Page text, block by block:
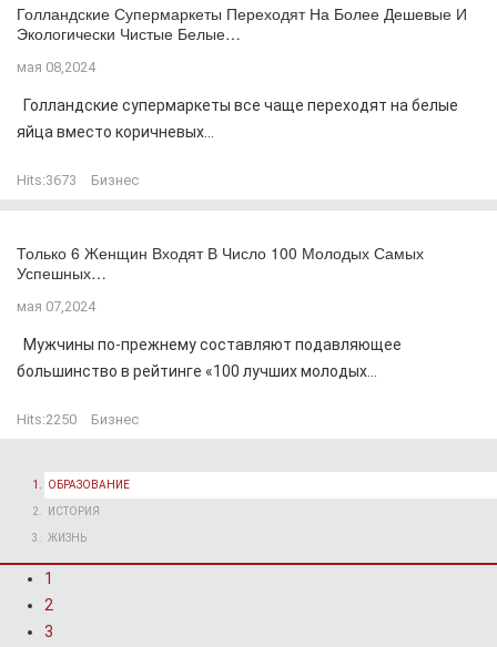
Голландские Супермаркеты Переходят На Более Дешевые И
Экологически Чистые Белые…
мая 08,2024
Голландские супермаркеты все чаще переходят на белые
яйца вместо коричневых...
Hits:3673 Бизнес
Только 6 Женщин Входят В Число 100 Молодых Самых
Успешных…
мая 07,2024
Мужчины по-прежнему составляют подавляющее
большинство в рейтинге «100 лучших молодых...
Hits:2250 Бизнес
ОБРАЗОВАНИЕ
ИСТОРИЯ
ЖИЗНЬ
1
2
3